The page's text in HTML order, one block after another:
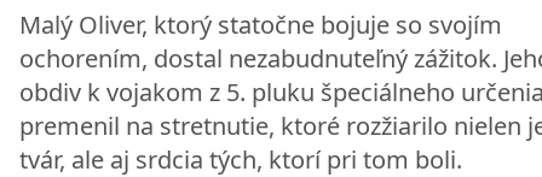
Malý Oliver, ktorý statočne bojuje so svojím
ochorením, dostal nezabudnuteľný zážitok.
obdiv k vojakom z 5. pluku špeciálneho
premenil na stretnutie, ktoré rozžiarilo nielen
tvár, ale aj srdcia tých, ktorí pri tom boli.